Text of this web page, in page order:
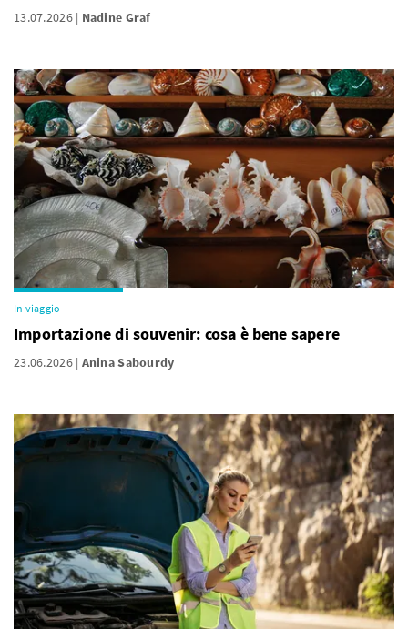
13.07.2026 Nadine Graf
In viaggio
Importazione di souvenir: cosa è bene sapere
23.06.2026 Anina Sabourdy